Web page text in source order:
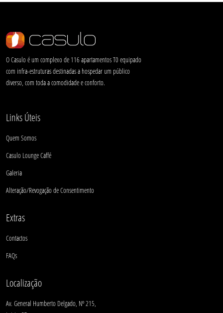
O Casulo é um complexo de 116 apartamentos T0 equipado
com infra-estruturas destinadas a hospedar um público
diverso, com toda a comodidade e conforto.
Links Úteis
Quem Somos
Casulo Lounge Caffé
Galeria
Alteração/Revogação de Consentimento
Extras
Contactos
FAQs
Localização
Av. General Humberto Delgado, Nº 215,